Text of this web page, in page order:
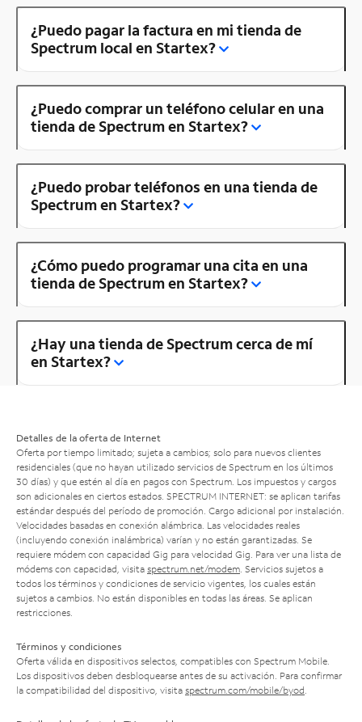
¿Puedo pagar la factura en mi tienda de
Spectrum local en Startex?
¿Puedo comprar un teléfono celular en una
tienda de Spectrum en Startex?
¿Puedo probar teléfonos en una tienda de
Spectrum en Startex?
¿Cómo puedo programar una cita en una
tienda de Spectrum en Startex?
¿Hay una tienda de Spectrum cerca de mí
en Startex?
Detalles de la oferta de Internet
Oferta por tiempo limitado; sujeta a cambios; solo para nuevos clientes
residenciales (que no hayan utilizado servicios de Spectrum en los últimos
30 días) y que estén al día en pagos con Spectrum. Los impuestos y cargos
son adicionales en ciertos estados. SPECTRUM INTERNET: se aplican tarifas
estándar después del período de promoción. Cargo adicional por instalación.
Velocidades basadas en conexión alámbrica. Las velocidades reales
(incluyendo conexión inalámbrica) varían y no están garantizadas. Se
requiere módem con capacidad Gig para velocidad Gig. Para ver una lista de
módems con capacidad, visita spectrum.net/modem . Servicios sujetos a
todos los términos y condiciones de servicio vigentes, los cuales están
sujetos a cambios. No están disponibles en todas las áreas. Se aplican
restricciones.
Términos y condiciones
Oferta válida en dispositivos selectos, compatibles con Spectrum Mobile.
Los dispositivos deben desbloquearse antes de su activación. Para confirmar
la compatibilidad del dispositivo, visita spectrum.com/mobile/byod